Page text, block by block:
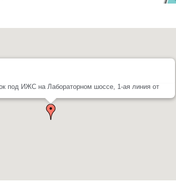
под ИЖС на Лабораторном шоссе, 1-ая линия от